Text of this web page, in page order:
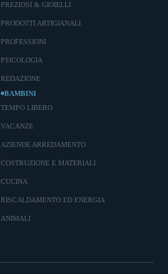
PREZIOSI & GIOIELLI
PRODOTTI ARTIGIANALI
PROFESSIONI
PSICOLOGIA
REDAZIONE
BAMBINI
TEMPO LIBERO
VACANZE
AZIENDE ARREDAMENTO
COSTRUZIONE E MATERIALI
CUCINA
RISCALDAMENTO ED ENERGIA
ANIMALI